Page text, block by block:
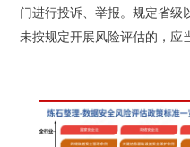
门进行投诉、举报。规定省级
未按规定开展风险评估的，应